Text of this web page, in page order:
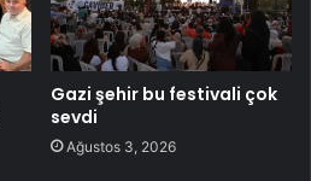
Gazi şehir bu festivali çok
sevdi
Ağustos 3, 2026